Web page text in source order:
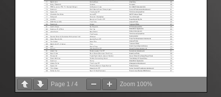
Page 1 / 4 Zoom 100%